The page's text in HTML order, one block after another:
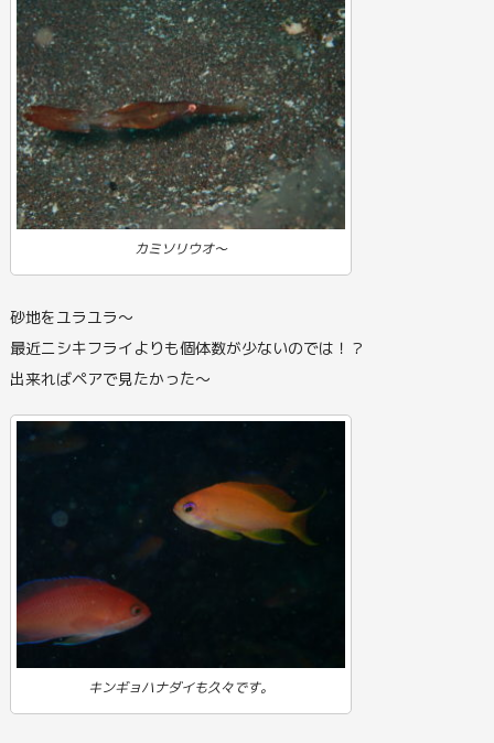
カミソリウオ～
砂地をユラユラ～
最近ニシキフライよりも個体数が少ないのでは！？
出来ればペアで見たかった～
キンギョハナダイも久々です。